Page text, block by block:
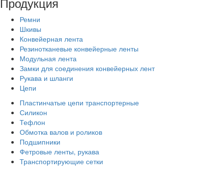
Ремни
Шкивы
Конвейерная лента
Резинотканевые конвейерные ленты
Модульная лента
Замки для соединения конвейерных лент
Рукава и шланги
Цепи
Пластинчатые цепи транспортерные
Силикон
Тефлон
Обмотка валов и роликов
Подшипники
Фетровые ленты, рукава
Транспортирующие сетки